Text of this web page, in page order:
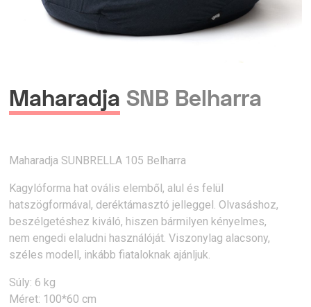
Maharadja SNB Belharra
Maharadja SUNBRELLA 105 Belharra
Kagylóforma hat ovális elemből, alul és felül
hatszögformával, deréktámasztó jelleggel. Olvasáshoz,
beszélgetéshez kiváló, hiszen bármilyen kényelmes,
nem engedi elaludni használóját. Viszonylag alacsony,
széles modell, inkább fiataloknak ajánljuk.
Súly: 6 kg
Méret: 100*60 cm